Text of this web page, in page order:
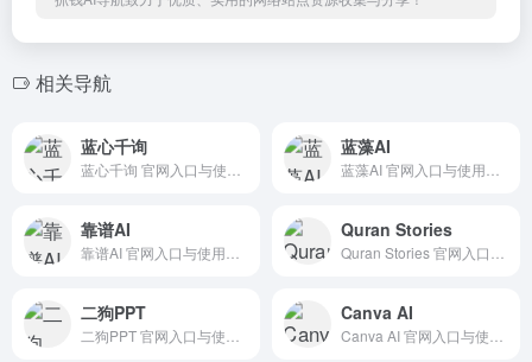
相关导航
蓝心千询 蓝藻AI
靠谱AI Quran Stories
二狗PPT Canva AI